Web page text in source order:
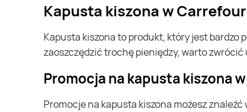
kapusta kiszona w
kapusta kiszona to produkt, który jest bardzo popularny w Polsce i na całym świecie. Często możesz go kupić w Carrefour. Jeśli chcesz kupić kapusta kiszona i chcesz
zaoszczędzić trochę pieniędzy, warto
Promocja na kapusta kiszona
Promocje na kapusta kiszona możesz znaleźć w gazetce promocyjnej Carrefour. Specjalnie dla Ciebie wybieramy najatrakcyjniejsze oferty i prezentujemy je w formie